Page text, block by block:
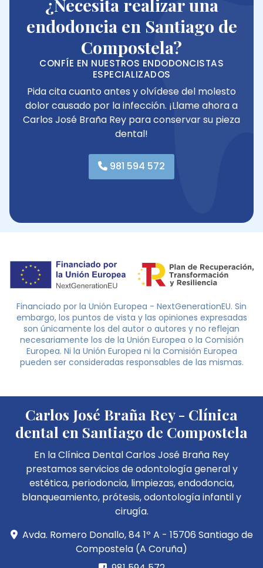
¿Necesita realizar una
endodoncia en Santiago de
Compostela?
CONFÍE EN NUESTROS ENDODONCISTAS
ESPECIALIZADOS
Pida cita cuanto antes y olvídese del molesto
dolor causado por la infección. ¡Llame ahora a
Carlos José Braña Rey para conservar su pieza
dental!
981 594 572
Financiado por la Unión Europea - NextGenerationEU. Sin
embargo, los puntos de vista y las opiniones expresadas
son únicamente los del autor o autores y no reflejan
necesariamente los de la Unión Europea o la Comisión
Europea. Ni la Unión Europea ni la Comisión Europea
pueden ser consideradas responsables de las mismas.
Carlos José Braña Rey - Clínica
dental en Santiago de Compostela
En la Clínica Dental Carlos José Braña Rey
prestamos servicios de odontología general y
estética, periodoncia, limpiezas, endodoncia,
blanqueamiento, prótesis, odontología infantil y
cirugía.
Avda. Romero Donallo, 84 1º A - 15706 Santiago de
Compostela (A Coruña)